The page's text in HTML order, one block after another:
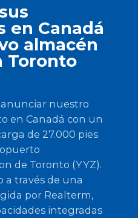
en Canadá
almacén
Toronto
anunciar nuestro
en Canadá con un
de 27.000 pies
de Toronto (YYZ).
a través de una
por Realterm,
integradas